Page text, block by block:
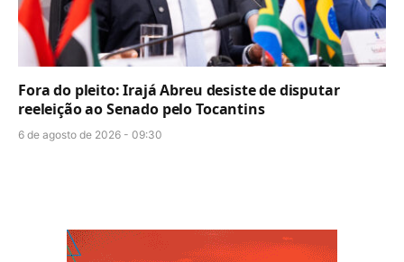
Fora do pleito: Irajá Abreu desiste de disputar
reeleição ao Senado pelo Tocantins
6 de agosto de 2026 - 09:30